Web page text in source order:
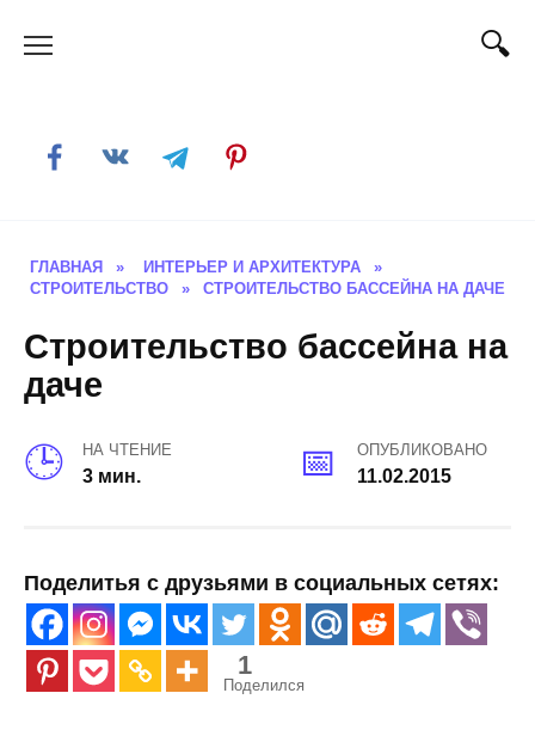
ГЛАВНАЯ » ИНТЕРЬЕР И АРХИТЕКТУРА
»
СТРОИТЕЛЬСТВО
» СТРОИТЕЛЬСТВО БАССЕЙНА НА ДАЧЕ
Строительство бассейна на
даче
НА ЧТЕНИЕ
3 мин.
ОПУБЛИКОВАНО
11.02.2015
Поделитья с друзьями в социальных сетях:
1
Поделился